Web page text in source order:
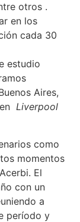
otros .
en los
cada 30
estudio
Aires,
Liverpool
como
momentos
El
con un
a
período y